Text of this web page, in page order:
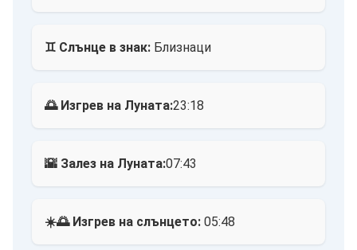
♊ Слънце в знак: Близнаци
🌅 Изгрев на Луната:23:18
🌇 Залез на Луната:07:43
☀️🌅 Изгрев на слънцето: 05:48